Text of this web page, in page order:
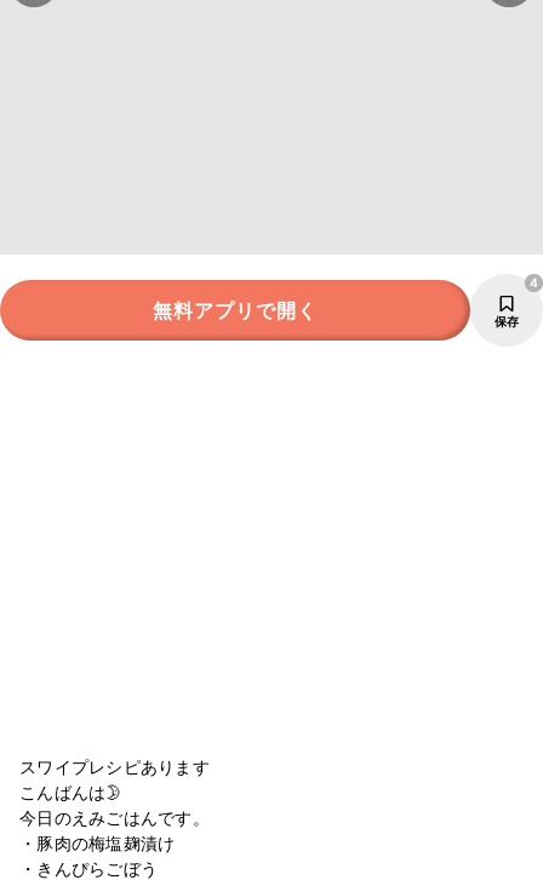
無料アプリで開く 保存
4
スワイプレシピあります
こんばんは🌛
今日のえみごはんです。
・豚肉の梅塩麹漬け
・きんぴらごぼう